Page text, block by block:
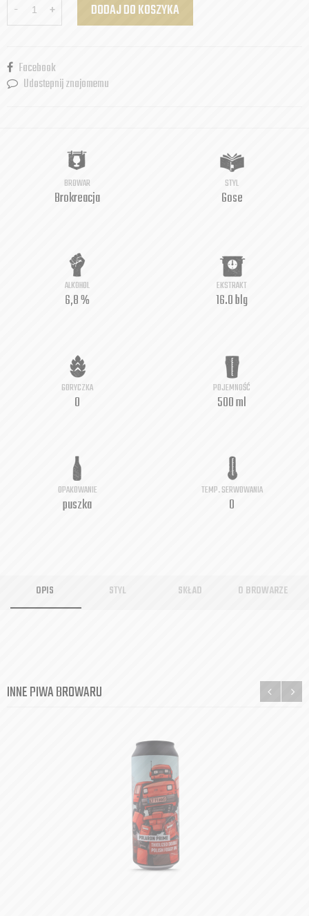
- + DODAJ DO KOSZYKA
Facebook
Udostepnij znajomemu
BROWAR
Brokreacja
STYL
Gose
ALKOHOL
6,8 %
EKSTRAKT
16.0 blg
GORYCZKA
0
POJEMNOŚĆ
500 ml
OPAKOWANIE
puszka
TEMP. SERWOWANIA
0
OPIS STYL SKŁAD O BROWARZE
INNE PIWA BROWARU